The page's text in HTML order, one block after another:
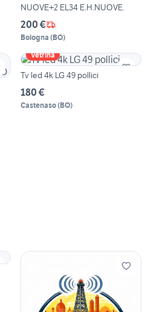
NUOVE+2 EL34 E.H.NUOVE.
200 €
Bologna (BO)
Vetrina
Tv led 4k LG 49 pollici
180 €
Castenaso(BO)